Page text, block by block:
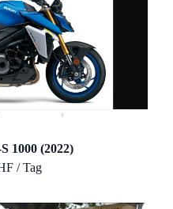
1000 (2022)
/ Tag